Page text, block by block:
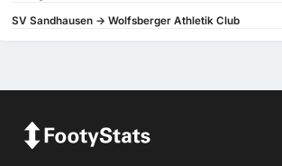
SV Sandhausen -> Wolfsberger Athletik Club